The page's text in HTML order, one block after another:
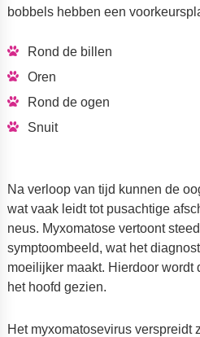
bobbels hebben een
Rond de billen
Oren
Rond de ogen
Snuit
Na verloop van tijd kunnen de
wat vaak leidt tot pusachtige
neus. Myxomatose vertoont
symptoombeeld, wat het
moeilijker maakt. Hierdoor wordt
het hoofd gezien.
Het myxomatosevirus verspreidt